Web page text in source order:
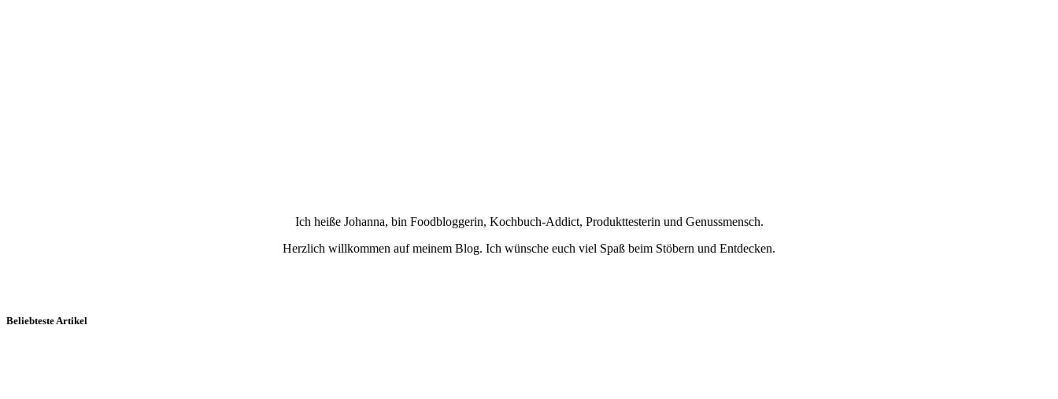
Ich heiße Johanna, bin Foodbloggerin, Kochbuch-Addict, Produkttesterin und Genussmensch.
Herzlich willkommen auf meinem Blog. Ich wünsche euch viel Spaß beim Stöbern und Entdecken.
Beliebteste Artikel